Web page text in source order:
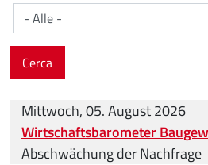
Cerca
Mittwoch, 05. August 2026
Wirtschaftsbarometer
Abschwächung der Nachfrage